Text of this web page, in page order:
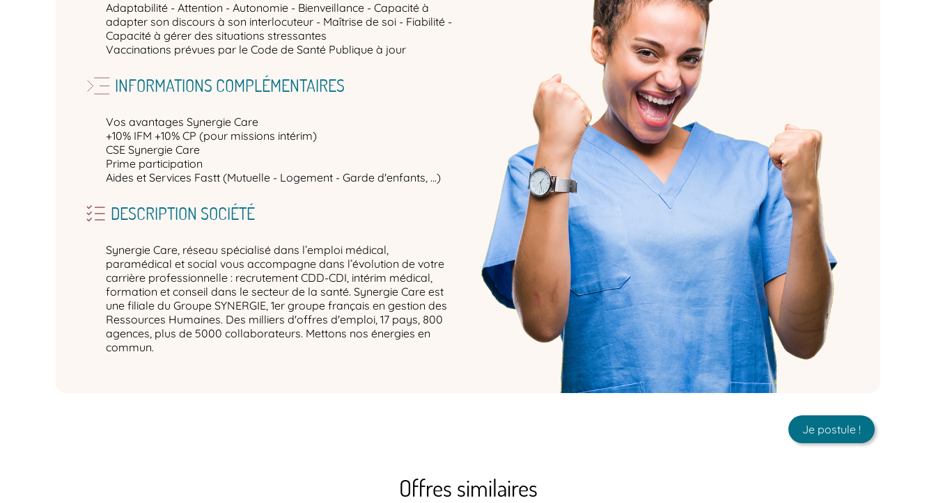
Adaptabilité - Attention - Autonomie - Bienveillance - Capacité à
adapter son discours à son interlocuteur - Maîtrise de soi - Fiabilité -
Capacité à gérer des situations stressantes
Vaccinations prévues par le Code de Santé Publique à jour
INFORMATIONS COMPLÉMENTAIRES
Vos avantages Synergie Care
+10% IFM +10% CP (pour missions intérim)
CSE Synergie Care
Prime participation
Aides et Services Fastt (Mutuelle - Logement - Garde d'enfants, ...)
DESCRIPTION SOCIÉTÉ
Synergie Care, réseau spécialisé dans l’emploi médical,
paramédical et social vous accompagne dans l’évolution de votre
carrière professionnelle : recrutement CDD-CDI, intérim médical,
formation et conseil dans le secteur de la santé. Synergie Care est
une filiale du Groupe SYNERGIE, 1er groupe français en gestion des
Ressources Humaines. Des milliers d'offres d'emploi, 17 pays, 800
agences, plus de 5000 collaborateurs. Mettons nos énergies en
commun.
Je postule !
Offres similaires